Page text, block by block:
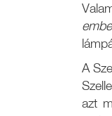
A
azt